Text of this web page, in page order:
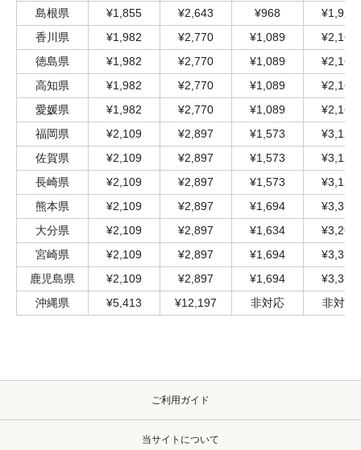
島根県
¥1,855 ¥2,643 ¥968
¥1,924
香川県
¥1,982 ¥2,770 ¥1,089
¥2,166
徳島県
¥1,982 ¥2,770 ¥1,089
¥2,166
高知県
¥1,982 ¥2,770 ¥1,089
¥2,166
愛媛県
¥1,982 ¥2,770 ¥1,089
¥2,166
福岡県
¥2,109 ¥2,897 ¥1,573
¥3,122
佐賀県
¥2,109 ¥2,897 ¥1,573
¥3,122
長崎県
¥2,109 ¥2,897 ¥1,573
¥3,122
熊本県
¥2,109 ¥2,897 ¥1,694
¥3,376
大分県
¥2,109 ¥2,897 ¥1,634
¥3,267
宮崎県
¥2,109 ¥2,897 ¥1,694
¥3,376
鹿児島県
¥2,109 ¥2,897 ¥1,694
¥3,376
沖縄県
¥5,413 ¥12,197 非対応 非対応
ご利用ガイド
当サイトについて